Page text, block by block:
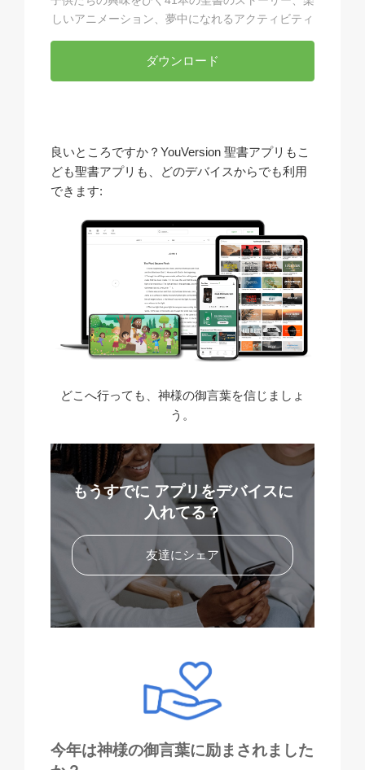
しいアニメーション、夢中になれるアクティビティ
ダウンロード
良いところですか？YouVersion 聖書アプリもこ
ども聖書アプリも、どのデバイスからでも利用
できます:
どこへ行っても、神様の御言葉を信じましょ
う。
もうすでに アプリをデバイスに
入れてる？
友達にシェア
今年は神様の御言葉に励まされました